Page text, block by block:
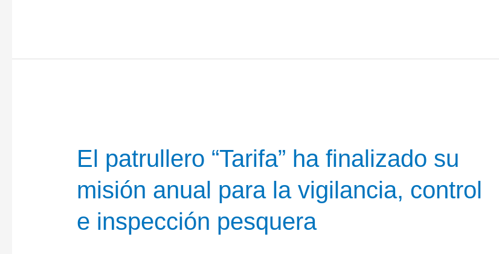
Armada
pesquero
El patrullero “Tarifa” ha finalizado su
misión anual para la vigilancia, control
e inspección pesquera